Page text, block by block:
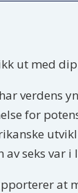
ut med
verdens
for
av seks var
at